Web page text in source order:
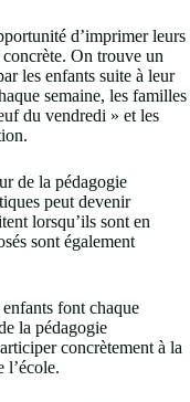
d’imprimer leurs
On trouve un
les enfants suite à leur
semaine, les familles
du vendredi » et les
de la pédagogie
peut devenir
lorsqu’ils sont en
sont également
enfants font chaque
la pédagogie
concrètement à la
l’école.